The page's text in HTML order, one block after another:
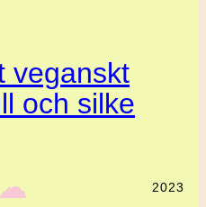
veganskt
och silke
☁︎‎‎ 2023